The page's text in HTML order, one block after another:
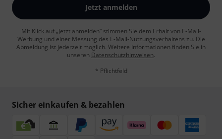
Jetzt anmelden
Mit Klick auf „Jetzt anmelden“ stimmen Sie dem Erhalt von E-Mail-
Werbung und einer Messung des E-Mail-Nutzungsverhaltens zu. Die
Abmeldung ist jederzeit möglich. Weitere Informationen finden Sie in
unseren Datenschutzhinweisen.
* Pflichtfeld
Sicher einkaufen & bezahlen